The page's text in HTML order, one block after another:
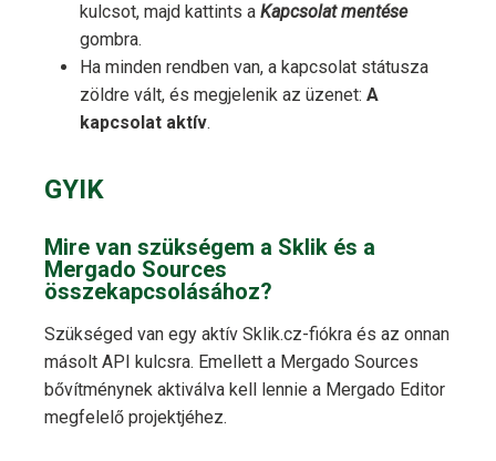
kulcsot, majd kattints a Kapcsolat mentése
gombra.
Ha minden rendben van, a kapcsolat státusza
zöldre vált, és megjelenik az üzenet: A
kapcsolat aktív.
GYIK
Mire van szükségem a Sklik és a
Mergado Sources
összekapcsolásához?
Szükséged van egy aktív Sklik.cz-fiókra és az onnan
másolt API kulcsra. Emellett a Mergado Sources
bővítménynek aktiválva kell lennie a Mergado Editor
megfelelő projektjéhez.